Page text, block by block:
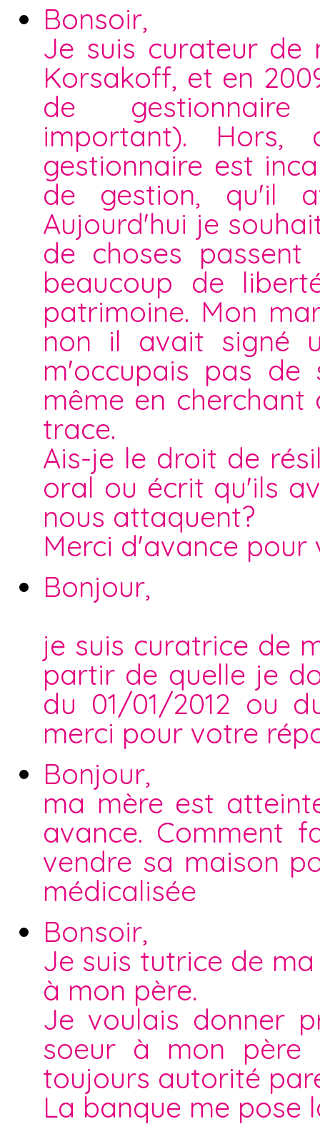
Bonsoir,
Je suis curateur
Korsakoff, et en
de gestionnaire
important). Hors,
gestionnaire est
de gestion, qu'il
Aujourd'hui je
de choses
beaucoup de
patrimoine. Mon
non il avait signé
m'occupais pas
même en
trace.
Ais-je le droit de
oral ou écrit qu'ils
nous attaquent?
Merci d'avance pour
Bonjour,
je suis curatrice de
partir de quelle je
du 01/01/2012 ou
merci pour votre
Bonjour,
ma mère est
avance. Comment
vendre sa maison
médicalisée
Bonsoir,
Je suis tutrice de
à mon père.
Je voulais donner
soeur à mon
toujours autorité
La banque me pose